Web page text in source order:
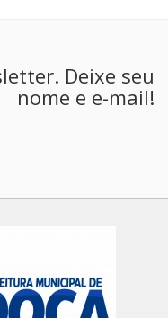
Deixe seu
nome e e-mail!